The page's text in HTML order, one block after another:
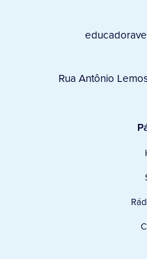
Rua Antônio